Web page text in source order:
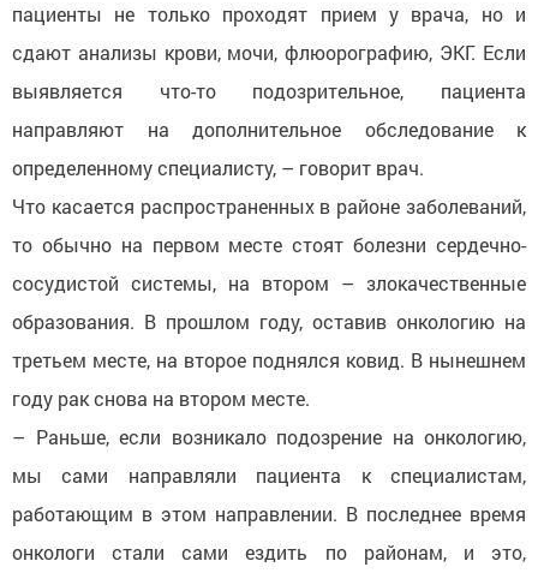
пациенты не только проходят прием у врача, но и
сдают анализы крови, мочи, флюорографию, ЭКГ. Если
выявляется что-то подозрительное, пациента
направляют на дополнительное обследование к
определенному специалисту, – говорит врач.
Что касается распространенных в районе заболеваний,
то обычно на первом месте стоят болезни сердечно-
сосудистой системы, на втором – злокачественные
образования. В прошлом году, оставив онкологию на
третьем месте, на второе поднялся ковид. В нынешнем
году рак снова на втором месте.
– Раньше, если возникало подозрение на онкологию,
мы сами направляли пациента к специалистам,
работающим в этом направлении. В последнее время
онкологи стали сами ездить по районам, и это,